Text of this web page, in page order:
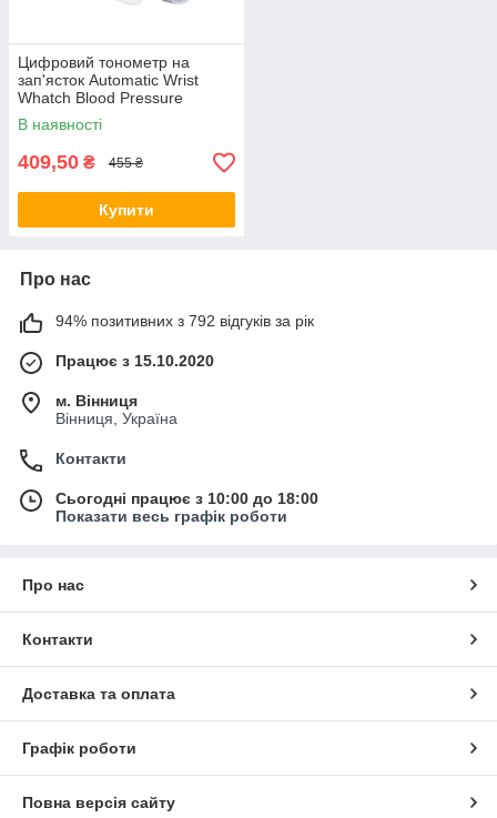
Цифровий тонометр на
зап'ясток Automatic Wrist
Whatch Blood Pressure
В наявності
409,50 ₴ 455 ₴
Купити
Про нас
94% позитивних з 792 відгуків за рік
Працює з 15.10.2020
м. Вінниця
Вінниця, Україна
Контакти
Сьогодні працює з 10:00 до 18:00
Показати весь графік роботи
Про нас
Контакти
Доставка та оплата
Графік роботи
Повна версія сайту